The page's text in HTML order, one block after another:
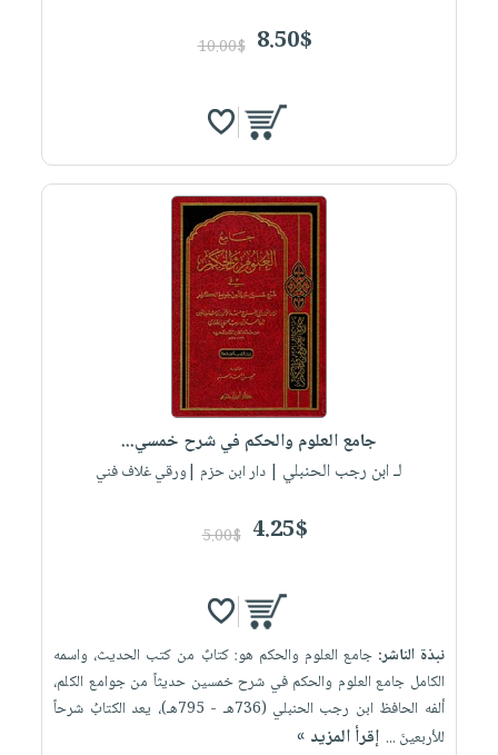
8.50$
10.00$
جامع العلوم والحكم في شرح خمسي...
لـ ابن رجب الحنبلي | دار ابن حزم |ورقي غلاف فني
4.25$
5.00$
نبذة الناشر:جامع العلوم والحكم هو: كتابٌ من كتب الحديث، واسمه
الكامل جامع العلوم والحكم في شرح خمسين حديثاً من جوامع الكلم،
ألفه الحافظ ابن رجب الحنبلي (736هـ - 795هـ)، يعد الكتابُ شرحاً
للأربعينَ ... إقرأ المزيد »